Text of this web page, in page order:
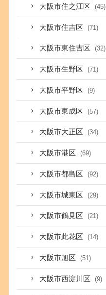
大阪市住之江区 (45)
大阪市住吉区 (71)
大阪市東住吉区 (32)
大阪市生野区 (71)
大阪市平野区 (9)
大阪市東成区 (57)
大阪市大正区 (34)
大阪市港区 (69)
大阪市都島区 (92)
大阪市城東区 (29)
大阪市鶴見区 (21)
大阪市此花区 (14)
大阪市旭区 (51)
大阪市西淀川区 (9)